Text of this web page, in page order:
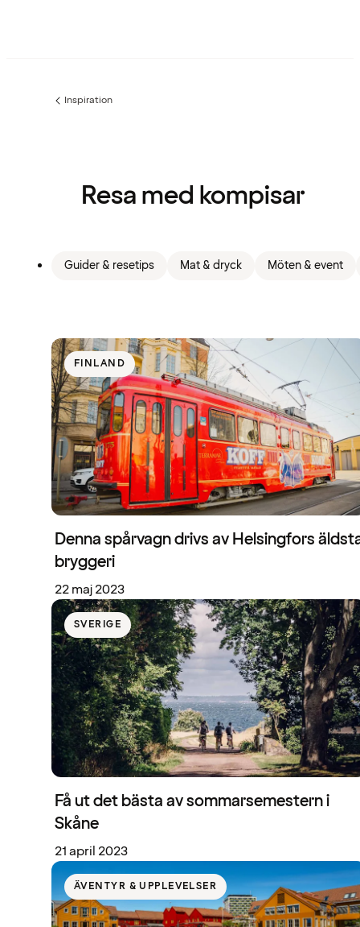
Föregående
Inspiration
Resa med kompisar
Guider & resetips Mat & dryck Möten & event
FINLAND
Denna spårvagn drivs av Helsingfors
bryggeri
22 maj 2023
SVERIGE
Få ut det bästa av sommarsemestern i
Skåne
21 april 2023
ÄVENTYR & UPPLEVELSER